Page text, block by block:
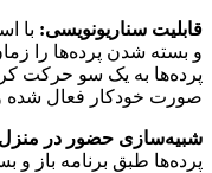
قابلیت سناریونویسی: با
و بسته شدن پرده‌ها را
پرده‌ها به یک سو حرکت
صورت خودکار فعال شده
شبیه‌سازی حضور در
پرده‌ها طبق برنامه باز و